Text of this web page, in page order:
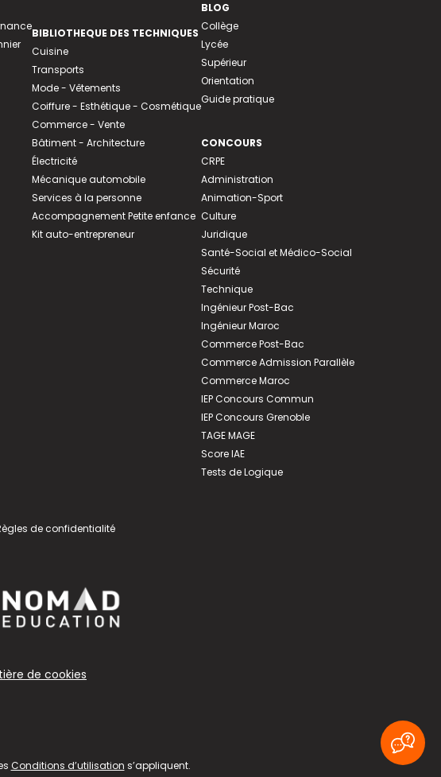
BIBLIOTHEQUE DES TECHNIQUES
Cuisine
Transports
Mode - Vêtements
Coiffure - Esthétique - Cosmétique
Commerce - Vente
Bâtiment - Architecture
Électricité
Mécanique automobile
Services à la personne
Accompagnement Petite enfance
Kit auto-entrepreneur
BLOG
Collège
Lycée
Supérieur
Orientation
Guide pratique
CONCOURS
CRPE
Administration
Animation-Sport
Culture
Juridique
Santé-Social et Médico-Social
Sécurité
Technique
Ingénieur Post-Bac
Ingénieur Maroc
Commerce Post-Bac
Commerce Admission Parallèle
Commerce Maroc
IEP Concours Commun
IEP Concours Grenoble
TAGE MAGE
Score IAE
Tests de Logique
de confidentialité
de cookies
Conditions d’utilisation s’appliquent.